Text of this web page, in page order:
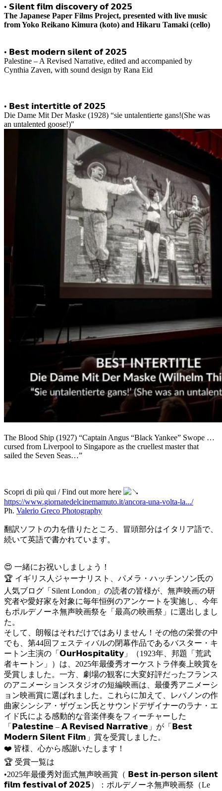
• 𝗦𝗶𝗹𝗲𝗻𝘁 𝗳𝗶𝗹𝗺 𝗱𝗶𝘀𝗰𝗼𝘃𝗲𝗿𝘆 𝗼𝗳 𝟮𝟬𝟮𝟱
The Japanese Paper Films Project, presented with live music
from Yoko Reikano Kimura (koto) and Hikaru Tamaki (cello)
• 𝗕𝗲𝘀𝘁 𝗺𝗼𝗱𝗲𝗿𝗻 𝘀𝗶𝗹𝗲𝗻𝘁 𝗼𝗳 𝟮𝟬𝟮𝟱
Palestine – A Revised Narrative, edited and accompanied by
Cynthia Zaven, with sound design by Rana Eid
• 𝗕𝗲𝘀𝘁 𝗶𝗻𝘁𝗲𝗿𝘁𝗶𝘁𝗹𝗲 𝗼𝗳 𝟮𝟬𝟮𝟱
Die Dame Mit Der Maske (1928) “sie untalentierte gans!(She was
an untalented goose!)"
The Blood Ship (1927) “Captain Angus “Black Yankee” Swope …
cursed from Liverpool to Singapore as the cruellest master that
sailed the Seven Seas…”
Scopri di più qui / Find out more here
https://www.giornatedelcinemamuto.it/ancora-una-volta-la.../
Ph. Valerio Greco Photography
翻訳ソフトの力を借りたところ、冒頭部分はイタリア語で、
続いて英語で書かれています。
😍 一緒にお祝いしましょう！
🏆 イギリス人ジャーナリスト、パメラ・ハッチンソン氏の
人気ブログ「Silent London」の読者の皆様が、無声映画の研
究者や愛好家を対象に毎年恒例のアンケートを実施し、今年
もポルデノーネ無声映画祭を「最高の映画祭」に選出しまし
た。
そして、朗報はそれだけではありません！その他の栄誉の中
でも、第44回フェスティバルの閉幕作品であるバスター・キ
ートン主演の「𝗢𝘂𝗿𝗛𝗼𝘀𝗽𝗶𝘁𝗮𝗹𝗶𝘁𝘆」（1923年、邦題「荒武
者キートン」）は、2025年最優秀オーケストラ伴奏上映賞を
受賞しました。一方、劇場の観客に大変好評だったフランス
のアニメーションスタジオの短編映画は、最優秀アニメーシ
ョン映画賞に選ばれました。これらに加えて、レバノンの作
曲家シンシア・ザヴェン氏とサウンドデザイナーのラナ・エ
イド氏による感動的な音楽伴奏をフィーチャーした
「𝗣𝗮𝗹𝗲𝘀𝘁𝗶𝗻𝗲 – 𝗔 𝗥𝗲𝘃𝗶𝘀𝗲𝗱 𝗡𝗮𝗿𝗿𝗮𝘁𝗶𝘃𝗲」が「𝗕𝗲𝘀𝘁
𝗠𝗼𝗱𝗲𝗿𝗻 𝗦𝗶𝗹𝗲𝗻𝘁 𝗙𝗶𝗹𝗺」賞を受賞しました。
❤️ 皆様、心から感謝いたします！
🏆 受賞一覧は
•2025年最優秀対面式無声映画賞（ 𝗕𝗲𝘀𝘁 𝗶𝗻-𝗽𝗲𝗿𝘀𝗼𝗻 𝘀𝗶𝗹𝗲𝗻𝘁
𝗳𝗶𝗹𝗺 𝗳𝗲𝘀𝘁𝗶𝘃𝗮𝗹 𝗼𝗳 𝟮𝟬𝟮𝟱）：ポルデノーネ無声映画祭（Le